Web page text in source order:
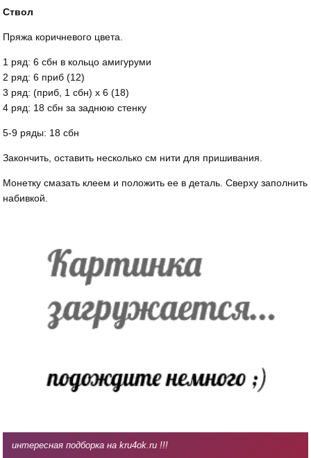
Ствол
Пряжа коричневого цвета.
1 ряд: 6 сбн в кольцо амигуруми
2 ряд: 6 приб (12)
3 ряд: (приб, 1 сбн) х 6 (18)
4 ряд: 18 сбн за заднюю стенку
5-9 ряды: 18 сбн
Закончить, оставить несколько см нити для пришивания.
Монетку смазать клеем и положить ее в деталь. Сверху заполнить
набивкой.
интересная подборка на kru4ok.ru !!!